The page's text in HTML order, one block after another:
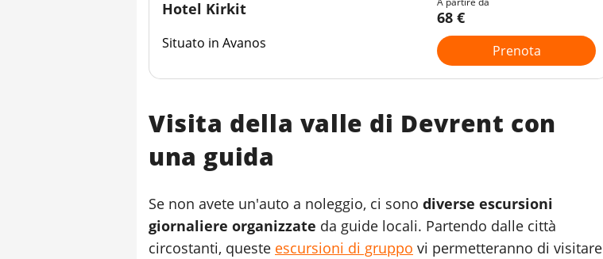
Hotel Kirkit
Situato in Avanos
68 €
Prenota
Visita della valle di Devrent con
una guida
Se non avete un'auto a noleggio, ci sono diverse escursioni
giornaliere organizzate da guide locali. Partendo dalle città
circostanti, queste escursioni di gruppo vi permetteranno di visitare